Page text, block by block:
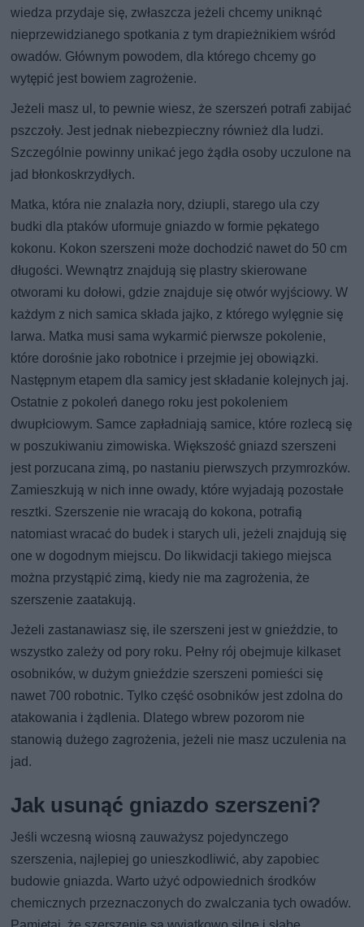
wiedza przydaje się, zwłaszcza jeżeli chcemy uniknąć
nieprzewidzianego spotkania z tym drapieżnikiem wśród
owadów. Głównym powodem, dla którego chcemy go
wytępić jest bowiem zagrożenie.
Jeżeli masz ul, to pewnie wiesz, że szerszeń potrafi zabijać
pszczoły. Jest jednak niebezpieczny również dla ludzi.
Szczególnie powinny unikać jego żądła osoby uczulone na
jad błonkoskrzydłych.
Matka, która nie znalazła nory, dziupli, starego ula czy
budki dla ptaków uformuje gniazdo w formie pękatego
kokonu. Kokon szerszeni może dochodzić nawet do 50 cm
długości. Wewnątrz znajdują się plastry skierowane
otworami ku dołowi, gdzie znajduje się otwór wyjściowy. W
każdym z nich samica składa jajko, z którego wylęgnie się
larwa. Matka musi sama wykarmić pierwsze pokolenie,
które dorośnie jako robotnice i przejmie jej obowiązki.
Następnym etapem dla samicy jest składanie kolejnych jaj.
Ostatnie z pokoleń danego roku jest pokoleniem
dwupłciowym. Samce zapładniają samice, które rozlecą się
w poszukiwaniu zimowiska. Większość gniazd szerszeni
jest porzucana zimą, po nastaniu pierwszych przymrozków.
Zamieszkują w nich inne owady, które wyjadają pozostałe
resztki. Szerszenie nie wracają do kokona, potrafią
natomiast wracać do budek i starych uli, jeżeli znajdują się
one w dogodnym miejscu. Do likwidacji takiego miejsca
można przystąpić zimą, kiedy nie ma zagrożenia, że
szerszenie zaatakują.
Jeżeli zastanawiasz się, ile szerszeni jest w gnieździe, to
wszystko zależy od pory roku. Pełny rój obejmuje kilkaset
osobników, w dużym gnieździe szerszeni pomieści się
nawet 700 robotnic. Tylko część osobników jest zdolna do
atakowania i żądlenia. Dlatego wbrew pozorom nie
stanowią dużego zagrożenia, jeżeli nie masz uczulenia na
jad.
Jak usunąć gniazdo szerszeni?
Jeśli wczesną wiosną zauważysz pojedynczego
szerszenia, najlepiej go unieszkodliwić, aby zapobiec
budowie gniazda. Warto użyć odpowiednich środków
chemicznych przeznaczonych do zwalczania tych owadów.